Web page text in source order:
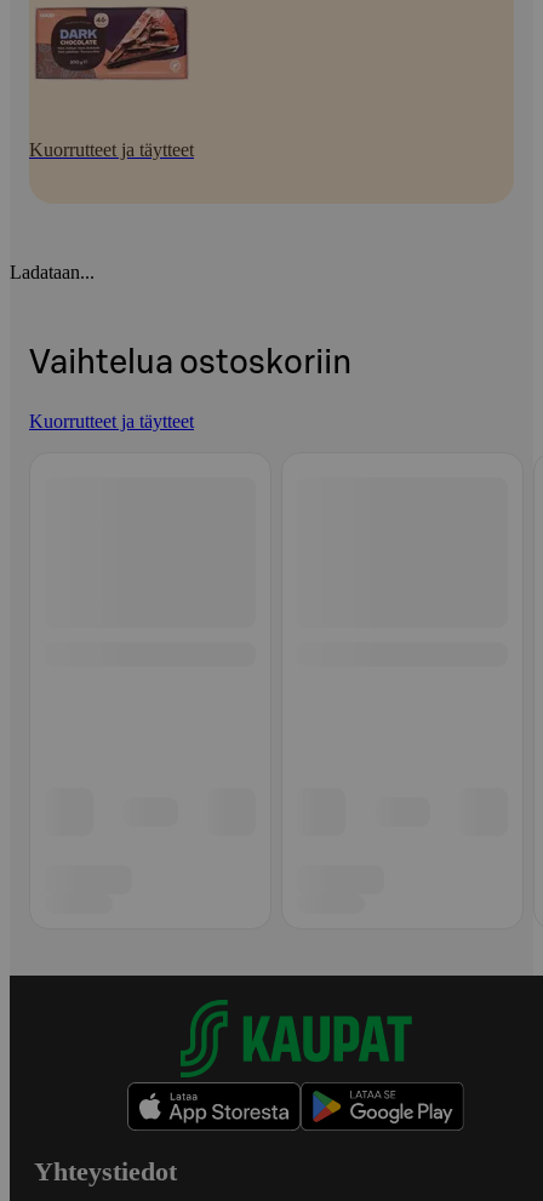
Kuorrutteet ja täytteet
Ladataan...
Vaihtelua ostoskoriin
Kuorrutteet ja täytteet
Yhteystiedot